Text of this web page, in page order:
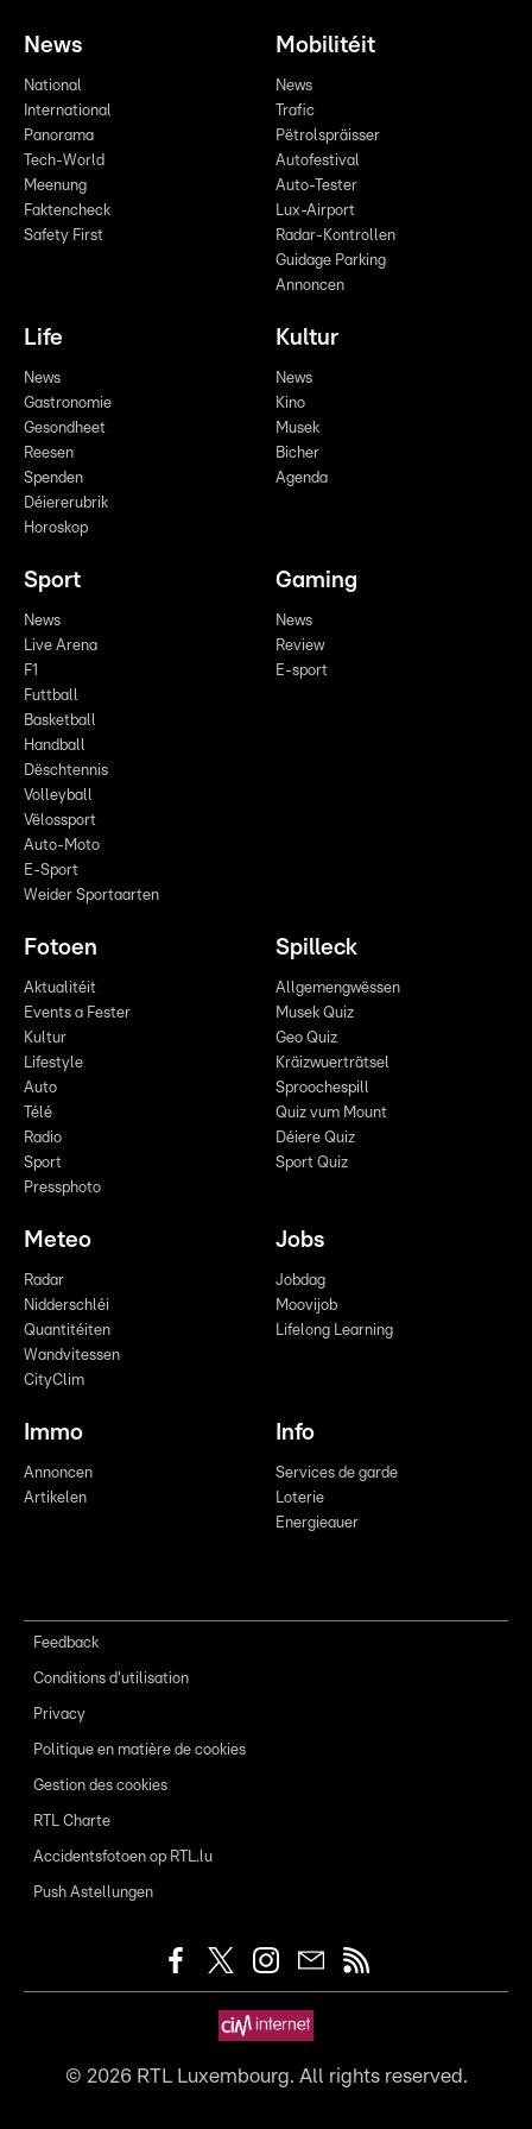
News
National
International
Panorama
Tech-World
Meenung
Faktencheck
Safety First
Mobilitéit
News
Trafic
Pëtrolspräisser
Autofestival
Auto-Tester
Lux-Airport
Radar-Kontrollen
Guidage Parking
Annoncen
Life
News
Gastronomie
Gesondheet
Reesen
Spenden
Déiererubrik
Horoskop
Kultur
News
Kino
Musek
Bicher
Agenda
Sport
News
Live Arena
F1
Futtball
Basketball
Handball
Dëschtennis
Volleyball
Vëlossport
Auto-Moto
E-Sport
Weider Sportaarten
Gaming
News
Review
E-sport
Fotoen
Aktualitéit
Events a Fester
Kultur
Lifestyle
Auto
Télé
Radio
Sport
Pressphoto
Spilleck
Allgemengwëssen
Musek Quiz
Geo Quiz
Kräizwuerträtsel
Sproochespill
Quiz vum Mount
Déiere Quiz
Sport Quiz
Meteo
Radar
Nidderschléi
Quantitéiten
Wandvitessen
CityClim
Jobs
Jobdag
Moovijob
Lifelong Learning
Immo
Annoncen
Artikelen
Info
Services de garde
Loterie
Energieauer
Feedback
Conditions d'utilisation
Privacy
Politique en matière de cookies
Gestion des cookies
RTL Charte
Accidentsfotoen op RTL.lu
Push Astellungen
© 2026RTL Luxembourg. All rights reserved.